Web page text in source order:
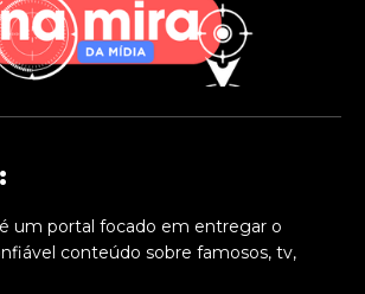
um portal focado em entregar o
conteúdo sobre famosos, tv,